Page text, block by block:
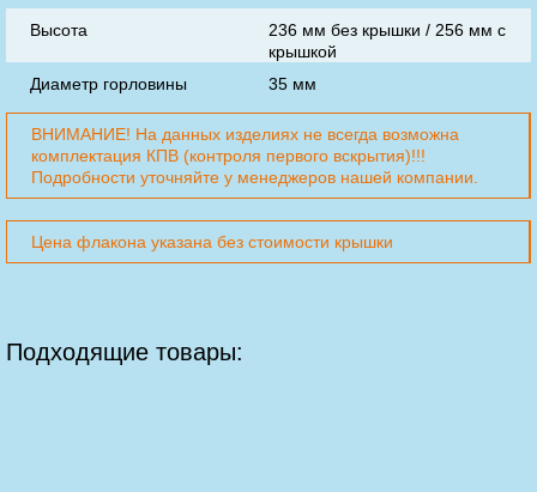
Высота
236 мм без крышки / 256 мм с
крышкой
Диаметр горловины
35 мм
ВНИМАНИЕ! На данных изделиях не всегда возможна
комплектация КПВ (контроля первого вскрытия)!!!
Подробности уточняйте у менеджеров нашей компании.
Цена флакона указана без стоимости крышки
Подходящие товары: